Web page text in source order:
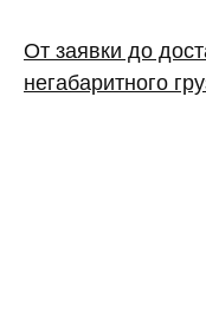
От заявки до
негабаритного